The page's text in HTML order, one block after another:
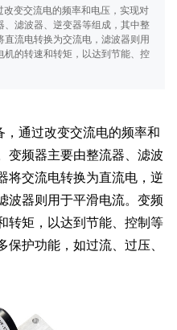
变交流电的频率和电压，实现对
滤波器、逆变器等组成，其中整
流电转换为交流电，滤波器则用
的转速和转矩，以达到节能、控
通过改变交流电的频率和
变频器主要由整流器、滤波
将交流电转换为直流电，逆
波器则用于平滑电流。变频
转矩，以达到节能、控制等
保护功能，如过流、过压、